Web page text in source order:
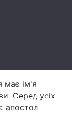
має ім'я
Серед усіх
апостол